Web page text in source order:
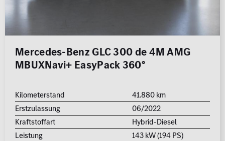
Mercedes-Benz GLC 300 de 4M AMG
MBUXNavi+ EasyPack 360°
Kilometerstand
41.880 km
Erstzulassung
06/2022
Kraftstoffart
Hybrid-Diesel
Leistung
143 kW (194 PS)